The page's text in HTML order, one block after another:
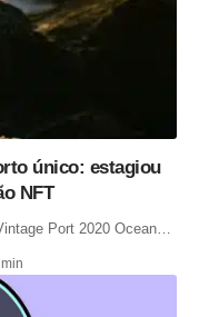
único: estagiou
NFT
Port 2020 Ocean…